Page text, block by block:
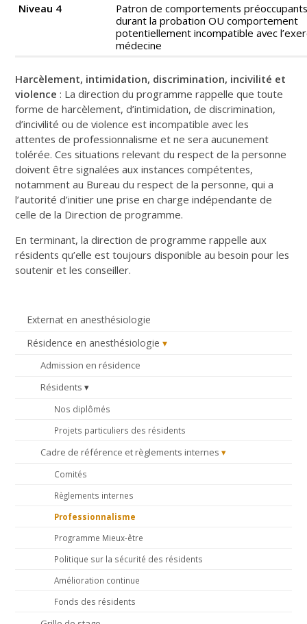
Externat en anesthésiologie
Résidence en anesthésiologie
Admission en résidence
Résidents
Nos diplômés
Projets particuliers des résidents
Cadre de référence et règlements internes
Comités
Règlements internes
Professionnalisme
Programme Mieux-être
Politique sur la sécurité des résidents
Amélioration continue
Fonds des résidents
Niveau 4
Patron de comportements
durant la probation OU comportement
potentiellement incompatible avec
médecine
Harcèlement, intimidation, discrimination, incivilité et
violence : La direction du programme rappelle que toute
forme de harcèlement, d’intimidation, de discrimination,
d’incivilité ou de violence est incompatible avec les
attentes de professionnalisme et ne sera aucunement
tolérée. Ces situations relevant du respect de la personne
doivent être signalées aux instances compétentes,
notamment au Bureau du respect de la personne, qui a
l’autorité d’initier une prise en charge indépendante de
celle de la Direction de programme.
En terminant, la direction de programme rappelle aux
résidents qu’elle est toujours disponible au besoin pour les
soutenir et les conseiller.